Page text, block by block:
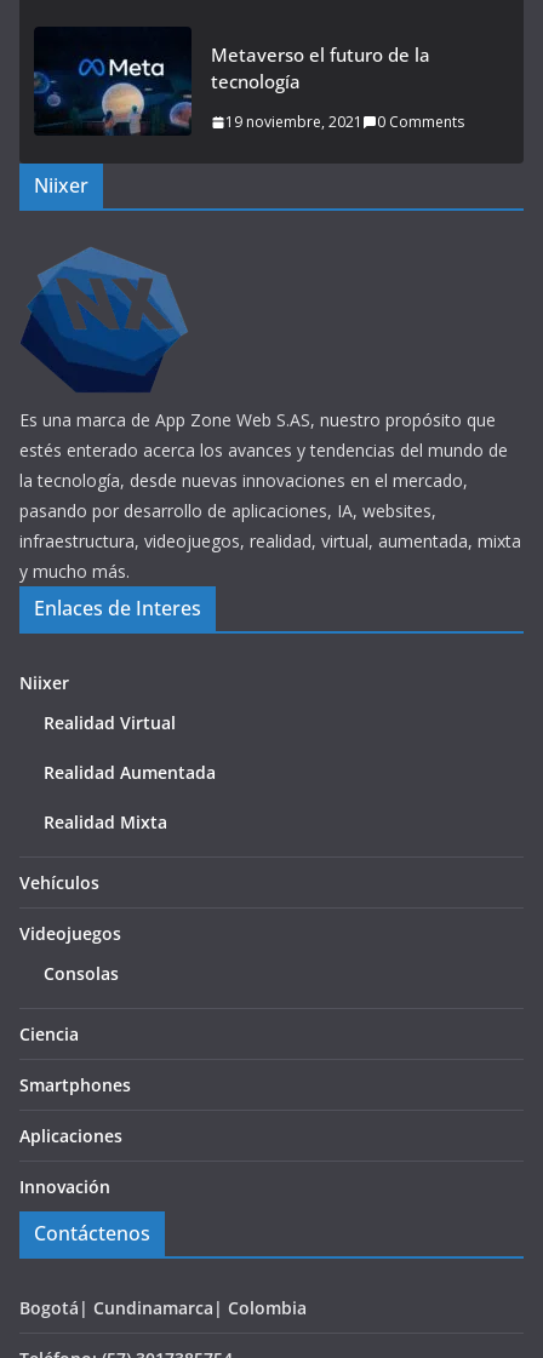
Metaverso el futuro de la
tecnología
19 noviembre, 2021 0 Comments
Niixer
Es una marca de App Zone Web S.AS, nuestro propósito que
estés enterado acerca los avances y tendencias del mundo de
la tecnología, desde nuevas innovaciones en el mercado,
pasando por desarrollo de aplicaciones, IA, websites,
infraestructura, videojuegos, realidad, virtual, aumentada, mixta
y mucho más.
Enlaces de Interes
Niixer
Realidad Virtual
Realidad Aumentada
Realidad Mixta
Vehículos
Videojuegos
Consolas
Ciencia
Smartphones
Aplicaciones
Innovación
Contáctenos
Bogotá| Cundinamarca| Colombia